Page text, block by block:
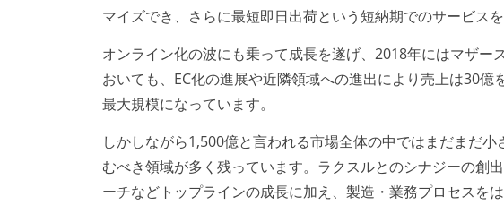
マイズでき、さらに最短即日出荷という短納期でのサービスを
オンライン化の波にも乗って成長を遂げ、2018年にはマザ
おいても、EC化の進展や近隣領域への進出により売上は30
最大規模になっています。
しかしながら1,500億と言われる市場全体の中ではまだまだ
むべき領域が多く残っています。ラクスルとのシナジーの創
ーチなどトップラインの成長に加え、製造・業務プロセスを